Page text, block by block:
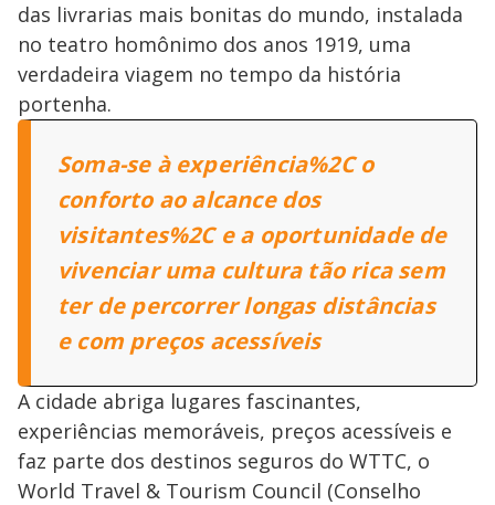
das livrarias mais bonitas do mundo, instalada
no teatro homônimo dos anos 1919, uma
verdadeira viagem no tempo da história
portenha.
Soma-se à experiência%2C o
conforto ao alcance dos
visitantes%2C e a oportunidade de
vivenciar uma cultura tão rica sem
ter de percorrer longas distâncias
e com preços acessíveis
A cidade abriga lugares fascinantes,
experiências memoráveis, preços acessíveis e
faz parte dos destinos seguros do WTTC, o
World Travel & Tourism Council (Conselho